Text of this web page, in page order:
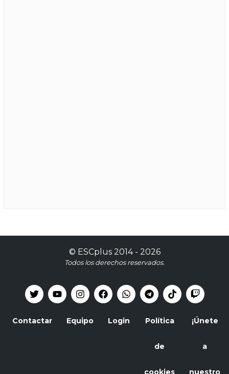
© ESCplus2014 - 2026
Todos los derechos reservados.
Contactar Equipo Login Política
de
cookies
¡Únete
a
nuestro